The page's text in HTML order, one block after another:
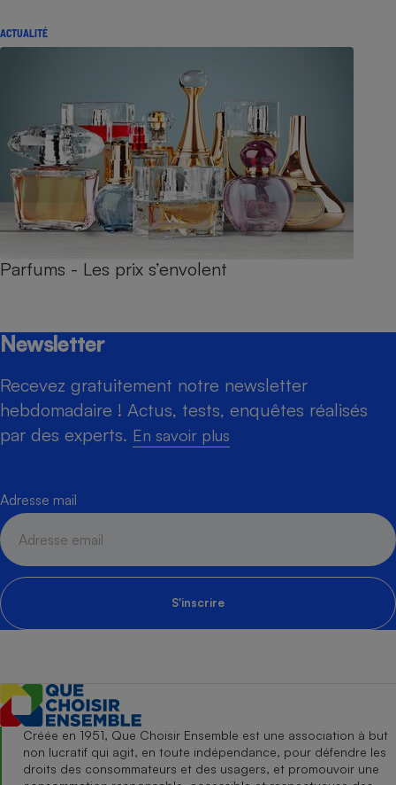
ACTUALITÉ
Parfums - Les prix s’envolent
Newsletter
Recevez gratuitement notre newsletter
hebdomadaire ! Actus, tests, enquêtes réalisés
par des experts. En savoir plus
Adresse mail
S'inscrire
Créée en 1951, Que Choisir Ensemble est une association à but
non lucratif qui agit, en toute indépendance, pour défendre les
droits des consommateurs et des usagers, et promouvoir une